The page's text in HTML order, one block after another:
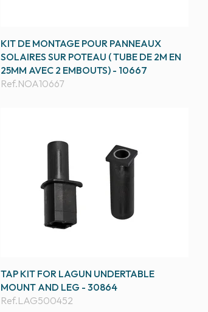
KIT DE MONTAGE POUR PANNEAUX
SOLAIRES SUR POTEAU ( TUBE DE 2M EN
25MM AVEC 2 EMBOUTS) - 10667
Ref.NOA10667
TAP KIT FOR LAGUN UNDERTABLE
MOUNT AND LEG - 30864
Ref.LAG500452